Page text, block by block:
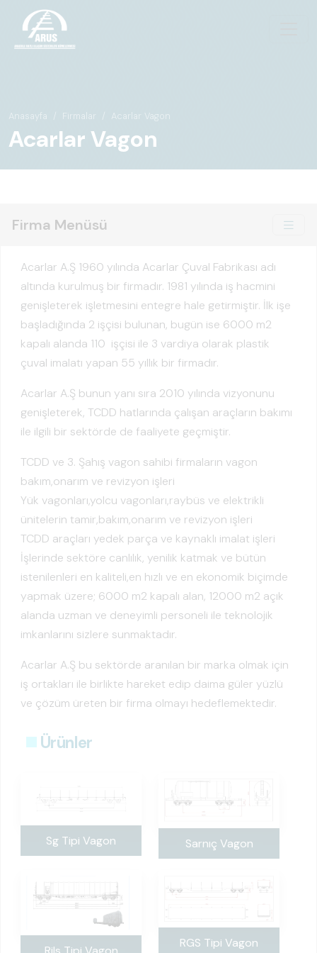
Anasayfa Firmalar Acarlar Vagon
Acarlar Vagon
Firma Menüsü
Acarlar A.Ş 1960 yılında Acarlar Çuval Fabrikası adı
altında kurulmuş bir firmadır. 1981 yılında iş hacmini
genişleterek işletmesini entegre hale getirmiştir. İlk işe
başladığında 2 işçisi bulunan, bugün ise 6000 m2
kapalı alanda 110 işçisi ile 3 vardiya olarak plastik
çuval imalatı yapan 55 yıllık bir firmadır.
Acarlar A.Ş bunun yanı sıra 2010 yılında vizyonunu
genişleterek, TCDD hatlarında çalışan araçların bakımı
ile ilgili bir sektörde de faaliyete geçmiştir.
TCDD ve 3. Şahış vagon sahibi firmaların vagon
bakım,onarım ve revizyon işleri
Yük vagonları,yolcu vagonları,raybüs ve elektrikli
ünitelerin tamir,bakım,onarım ve revizyon işleri
TCDD araçları yedek parça ve kaynaklı imalat işleri
İşlerinde sektöre canlılık, yenilik katmak ve bütün
istenilenleri en kaliteli,en hızlı ve en ekonomik biçimde
yapmak üzere; 6000 m2 kapalı alan, 12000 m2 açık
alanda uzman ve deneyimli personeli ile teknolojik
imkanlarını sizlere sunmaktadır.
Acarlar A.Ş bu sektörde aranılan bir marka olmak için
iş ortakları ile birlikte hareket edip daima güler yüzlü
ve çözüm üreten bir firma olmayı hedeflemektedir.
Ürünler
Sg Tipi Vagon Sarnıç Vagon
RGS Tipi Vagon